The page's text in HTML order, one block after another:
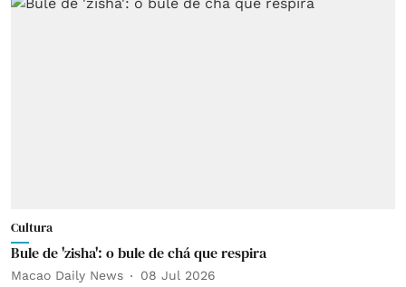
Cultura
Bule de 'zisha': o bule de chá que respira
Macao Daily News 08 Jul 2026